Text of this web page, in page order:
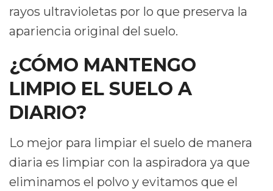
rayos ultravioletas por lo que preserva la
apariencia original del suelo.
¿CÓMO MANTENGO
LIMPIO EL SUELO A
DIARIO?
Lo mejor para limpiar el suelo de manera
diaria es limpiar con la aspiradora ya que
eliminamos el polvo y evitamos que el